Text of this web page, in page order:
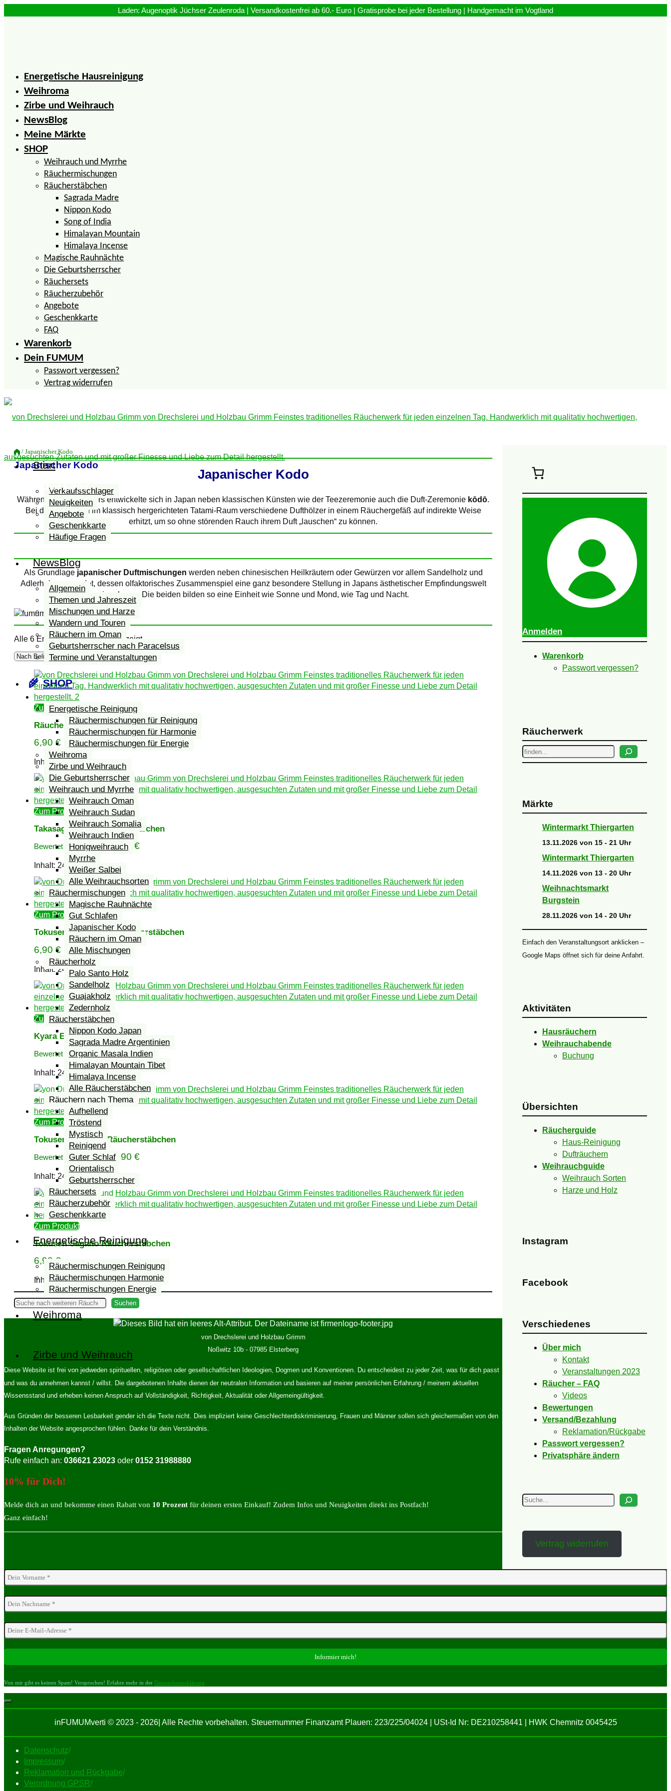
Energetische Hausreinigung
Weihroma
Zirbe und Weihrauch
NewsBlog
Meine Märkte
SHOP
Weihrauch und Myrrhe
Räuchermischungen
Räucherstäbchen
Sagrada Madre
Nippon Kodo
Song of India
Himalayan Mountain
Himalaya Incense
Magische Rauhnächte
Die Geburtsherrscher
Räuchersets
Räucherzubehör
Angebote
Geschenkkarte
FAQ
Warenkorb
Dein FUMUM
Passwort vergessen?
Vertrag widerrufen
von
Drechslerei
Grimm
Start
Verkaufsschlager
Neuigkeiten
Angebote
Geschenkkarte
Häufige Fragen
NewsBlog
Allgemein
Themen und Jahreszeit
Mischungen und Harze
Wandern und Touren
Räuchern im Oman
Geburtsherrscher nach Paracelsus
Termine und Veranstaltungen
SHOP
Energetische Reinigung
Räuchermischungen für Reinigung
Räuchermischungen für Harmonie
Räuchermischungen für Energie
Weihroma
Zirbe und Weihrauch
Die Geburtsherrscher
Weihrauch und Myrrhe
Weihrauch Oman
Weihrauch Sudan
Weihrauch Somalia
Weihrauch Indien
Honigweihrauch
Myrrhe
Weißer Salbei
Alle Weihrauchsorten
Räuchermischungen
Magische Rauhnächte
Gut Schlafen
Japanischer Kodo
Räuchern im Oman
Alle Mischungen
Räucherholz
Palo Santo Holz
Sandelholz
Guajakholz
Zedernholz
Räucherstäbchen
Nippon Kodo Japan
Sagrada Madre Argentinien
Organic Masala Indien
Himalayan Mountain Tibet
Himalaya Incense
Alle Räucherstäbchen
Räuchern nach Thema
Aufhellend
Tröstend
Mystisch
Reinigend
Guter Schlaf
Orientalisch
Geburtsherrscher
Räuchersets
Räucherzubehör
Geschenkkarte
Energetische Reinigung
Räuchermischungen Reinigung
Räuchermischungen Harmonie
Räuchermischungen Energie
Weihroma
Zirbe und Weihrauch
Japanischer Kodo
/ Japanischer Kodo
Japanischer Kodo
Japanischer Kodo
Während des Mittelalters entwickelte sich in Japan neben klassischen Künsten wie der Teezeremonie auch die Duft-Zeremonie kōdō.
Bei dieser werden im klassisch hergerichteten Tatami-Raum verschiedene Dufthölzer in einem Räuchergefäß auf indirekte Weise
erhitzt, um so ohne störenden Rauch ihrem Duft „lauschen“ zu können.
Als Grundlage japanischer Duftmischungen werden neben chinesischen Heilkräutern oder Gewürzen vor allem Sandelholz und
Adlerholz verwendet, dessen olfaktorisches Zusammenspiel eine ganz besondere Stellung in Japans ästhetischer Empfindungswelt
einnehmen. Die beiden bilden so eine Einheit wie Sonne und Mond, wie Tag und Nacht.
Alle 6 Ergebnisse werden angezeigtNach
Beliebtheit
sortiert
Zum Produkt
Räucherwerk Jinkoh Eiju
6,90 €
Inhalt: 23
Zum Produkt
Takasago Hana Räucherstäbchen
Bewertet mit5.00von 5 6,90 €
Inhalt: 24 g
Zum Produkt
Tokusen Shibayama Räucherstäbchen
6,90 €
Inhalt: 24 g
Zum Produkt
Kyara Eiju Räucherstäbchen
Bewertet mit3.00von 5 6,90€
Inhalt: 24 g
Zum Produkt
Tokusen Usuzumi Räucherstäbchen
Bewertet mit3.50 von 5 6,90 €
Inhalt: 24 g
Zum Produkt
Tokusen Sagano Räucherstäbchen
6,90€
Inhalt: 36g
Suchen Suchen
Anmelden
Warenkorb
Passwort vergessen?
Räucherwerk
Suchen
Märkte
Wintermarkt Thiergarten
13.11.2026 von 15 - 21 Uhr
Wintermarkt Thiergarten
14.11.2026 von 13 - 20 Uhr
Weihnachtsmarkt
Burgstein
28.11.2026 von 14 - 20 Uhr
Einfach den Veranstaltungsort anklicken –
Google Maps öffnet sich für deine Anfahrt.
Aktivitäten
Hausräuchern
Weihrauchabende
Buchung
Übersichten
Räucherguide
Haus-Reinigung
Dufträuchern
Weihrauchguide
Weihrauch Sorten
Harze und Holz
Instagram
Facebook
Verschiedenes
Über mich
Kontakt
Veranstaltungen 2023
Räucher – FAQ
Videos
Bewertungen
Versand/Bezahlung
Reklamation/Rückgabe
Passwort vergessen?
Privatsphäre ändern
Suchen
Vertrag widerrufen
von Drechslerei und Holzbau Grimm
Noßwitz 10b - 07985 Elsterberg
Diese Website ist frei von jedweden spirituellen, religiösen oder gesellschaftlichen Ideologien, Dogmen und Konventionen. Du entscheidest zu jeder Zeit, was für dich passt
und was du annehmen kannst / willst. Die dargebotenen Inhalte dienen der neutralen Information und basieren auf meiner persönlichen Erfahrung / meinem aktuellen
Wissensstand und erheben keinen Anspruch auf Vollständigkeit, Richtigkeit, Aktualität oder Allgemeingültigkeit.
Aus Gründen der besseren Lesbarkeit gender ich die Texte nicht. Dies impliziert keine Geschlechterdiskriminierung, Frauen und Männer sollen sich gleichermaßen von den
Inhalten der Website angesprochen fühlen. Danke für dein Verständnis.
Fragen Anregungen?
Rufe einfach an: 036621 23023 oder 0152 31988880
10% für Dich!
Melde dich an und bekomme einen Rabatt von 10 Prozent für deinen ersten Einkauf! Zudem Infos und Neuigkeiten direkt ins Postfach!
Ganz einfach!
Von mir gibt es keinen Spam! Versprochen! Erfahre mehr in der Datenschutzerklärung
inFUMUMverti © 2023 - 2026| Alle Rechte vorbehalten. Steuernummer Finanzamt Plauen: 223/225/04024 | USt-Id Nr: DE210258441 | HWK Chemnitz 0045425
Datenschutz/
Impressum/
Reklamation und Rückgabe/
Verordnung GPSR/